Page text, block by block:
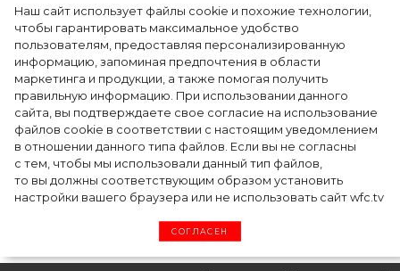
Наш сайт использует файлы cookie и похожие технологии,
чтобы гарантировать максимальное удобство
пользователям, предоставляя персонализированную
информацию, запоминая предпочтения в области
маркетинга и продукции, а также помогая получить
правильную информацию. При использовании данного
сайта, вы подтверждаете свое согласие на использование
файлов cookie в соответствии с настоящим уведомлением
в отношении данного типа файлов. Если вы не согласны
с тем, чтобы мы использовали данный тип файлов,
то вы должны соответствующим образом установить
настройки вашего браузера или не использовать сайт wfc.tv
СОГЛАСЕН
Показы для души: как Алтай стал новой
точкой на карте российской моды — Там,
где вдохновение само находит
дизайнера